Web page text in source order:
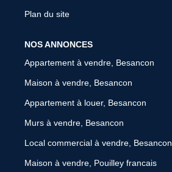
Plan du site
NOS ANNONCES
Appartement à vendre, Besancon
Maison à vendre, Besancon
Appartement à louer, Besancon
Murs à vendre, Besancon
Local commercial à vendre, Besancon
Maison à vendre, Pouilley francais